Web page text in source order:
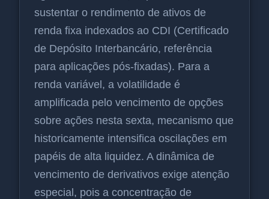
sustentar o rendimento de ativos de
renda fixa indexados ao CDI (Certificado
de Depósito Interbancário, referência
para aplicações pós-fixadas). Para a
renda variável, a volatilidade é
amplificada pelo vencimento de opções
sobre ações nesta sexta, mecanismo que
historicamente intensifica oscilações em
papéis de alta liquidez. A dinâmica de
vencimento de derivativos exige atenção
especial, pois a concentração de